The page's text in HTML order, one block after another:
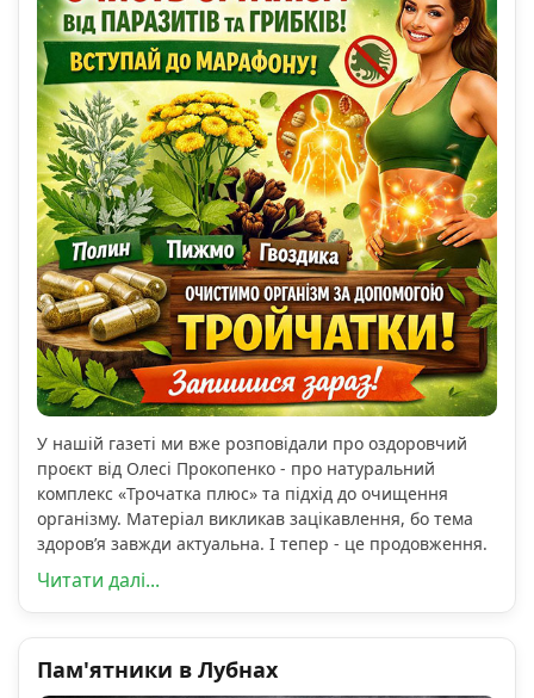
У нашій газеті ми вже розповідали про оздоровчий
проєкт від Олесі Прокопенко - про натуральний
комплекс «Трочатка плюс» та підхід до очищення
організму. Матеріал викликав зацікавлення, бо тема
здоров’я завжди актуальна. І тепер - це продовження.
Читати далі...
Пам'ятники в Лубнах